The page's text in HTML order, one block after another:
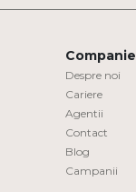
Companie
Despre noi
Cariere
Agentii
Contact
Blog
Campanii